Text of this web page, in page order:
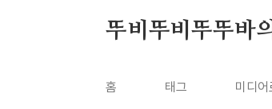
뚜비뚜비뚜뚜바
홈 태그 미디어